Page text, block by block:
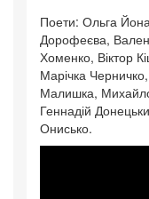
Поети: Ольга
Дорофеєва,
Хоменко, Віктор
Марічка
Малишка,
Геннадій
Онисько.